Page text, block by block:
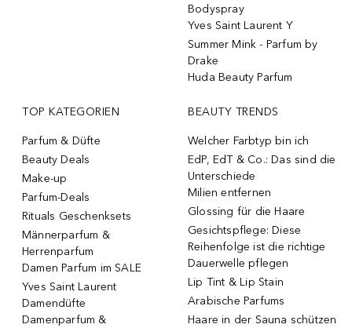
Bodyspray
Yves Saint Laurent Y
Summer Mink - Parfum by
Drake
Huda Beauty Parfum
TOP KATEGORIEN
Parfum & Düfte
Beauty Deals
Make-up
Parfum-Deals
Rituals Geschenksets
Männerparfum &
Herrenparfum
Damen Parfum im SALE
Yves Saint Laurent
Damendüfte
Damenparfum &
BEAUTY TRENDS
Welcher Farbtyp bin ich
EdP, EdT & Co.: Das sind die
Unterschiede
Milien entfernen
Glossing für die Haare
Gesichtspflege: Diese
Reihenfolge ist die richtige
Dauerwelle pflegen
Lip Tint & Lip Stain
Arabische Parfums
Haare in der Sauna schützen